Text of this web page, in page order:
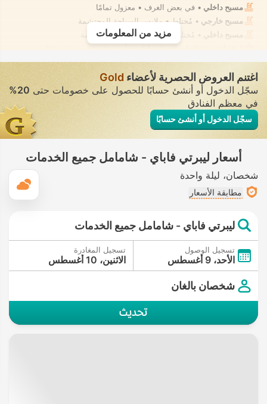
مسبح داخلي • في بعض الغرف • معزول تمامًا
مسبح خارجي • مُختلط • ملابس السباحة المحتشمة
مسبح داخلي
• مُختلط • ملابس السباحة المحتشمة
غرفة لتقديم علاجات السبا، تدليك• تأجير خاص • معزول تمامًا
مرحاض بشطّاف داخلي مدمج• في جميع الغرف
مزيد من المعلومات
اغتنم العروض الحصرية لأعضاء Gold
سجّل الدخول أو أنشئ حسابًا للحصول على خصومات حتى20%
في معظم الفنادق
سجّل الدخول أو أنشئ حسابًا
أسعار ليبرتي فاباي - شامامل جميع الخدمات
شخصان ليلة واحدة
مطابقة الأسعار
ليبرتي فاباي - شامامل جميع الخدمات
تسجيل الوصول
الأحد، 9 أغسطس
تسجيل المغادرة
الاثنين، 10 أغسطس
شخصان بالغان
تحديث